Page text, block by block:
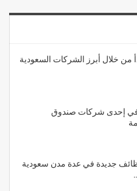
خلال أبرز الشركات السعودية
في إحدى شركات صندوق
جديدة في عدة مدن سعودية